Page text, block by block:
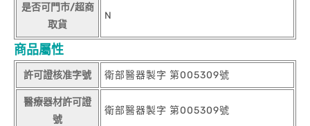
是否可門市/超商
取貨
N
商品屬性
許可證核准字號 衛部醫器製字 第005309號
醫療器材許可證
號
衛部醫器製字 第005309號